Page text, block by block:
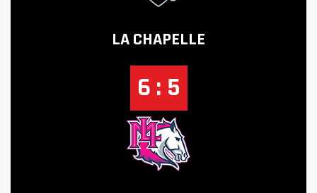
LA CHAPELLE
6 : 5